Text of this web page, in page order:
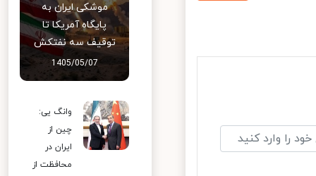
موشکی ایران به
پایگاه آمریکا تا
توقیف سه نفتکش
1405/05/07
وانگ یی:
چین از
ایران در
محافظت از